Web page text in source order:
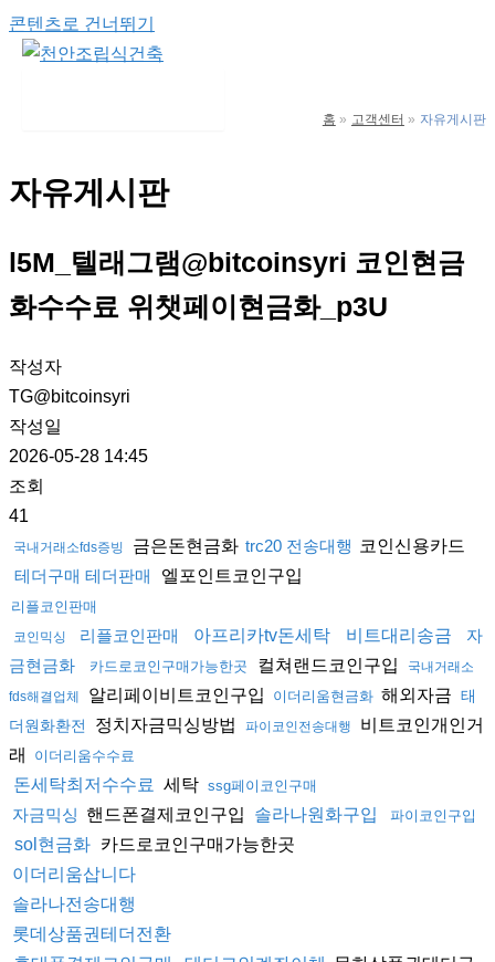
콘텐츠로 건너뛰기
홈 고객센터 자유게시판
자유게시판
l5M_텔래그램@bitcoinsyri 코인현금
화수수료 위챗페이현금화_p3U
작성자
TG@bitcoinsyri
작성일
2026-05-28 14:45
조회
41
국내거래소fds증빙 금은돈현금화 trc20 전송대행 코인신용카드
테더구매 테더판매 엘포인트코인구입
리플코인판매
코인믹싱 리플코인판매 아프리카tv돈세탁 비트대리송금
자
금현금화
카드로코인구매가능한곳 컬쳐랜드코인구입
국내거래소
fds해결업체
알리페이비트코인구입 이더리움현금화 해외자금 태
더원화환전
정치자금믹싱방법 파이코인전송대행
비트코인개인거
래
이더리움수수료
돈세탁최저수수료 세탁 ssg페이코인구매
자금믹싱 핸드폰결제코인구입 솔라나원화구입 파이코인구입
sol현금화 카드로코인구매가능한곳
이더리움삽니다
솔라나전송대행
롯데상품권테더전환